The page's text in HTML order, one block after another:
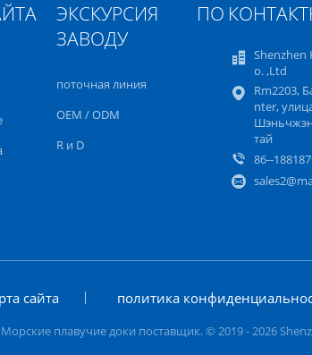
ЭКСКУРСИЯ ПО
ЗАВОДУ
поточная линия
OEM / ODM
R и D
Shenzhen
o. ,Ltd
Rm2203,
nter,
тай
86--
сайта политика
плавучие доки поставщик. © 2019 - 2026